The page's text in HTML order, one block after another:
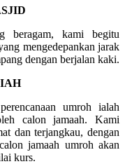
beragam, kami begitu
mengedepankan jarak
dengan berjalan kaki.
umroh ialah
calon jamaah. Kami
dan terjangkau, dengan
jamaah umroh akan
kurs.